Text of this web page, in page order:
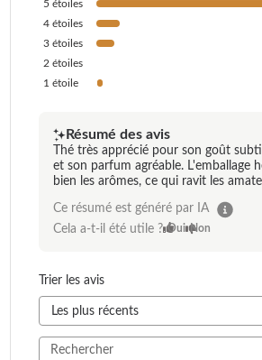
5 étoiles
4 étoiles
3 étoiles
2 étoiles
1 étoile
Résumé des avis
Thé très apprécié pour son goût
et son parfum agréable. L'emballage
bien les arômes, ce qui ravit les
Ce résumé est généré par IA
Cela a-t-il été utile ? Oui Non
Trier les avis